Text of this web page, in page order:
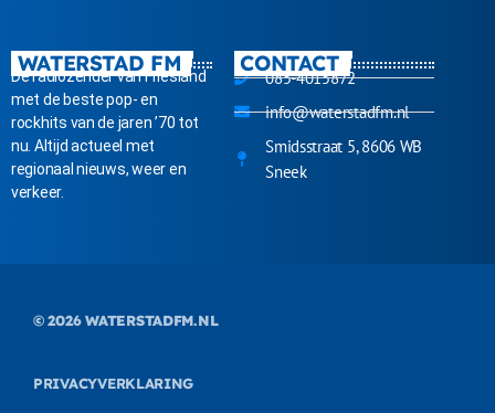
WATERSTAD FM
Dé radiozender van Friesland
met de beste pop- en
rockhits van de jaren ’70 tot
nu. Altijd actueel met
regionaal nieuws, weer en
verkeer.
CONTACT
085-4015872
info@waterstadfm.nl
Smidsstraat 5, 8606 WB
Sneek
© 2026WATERSTADFM.NL
PRIVACYVERKLARING